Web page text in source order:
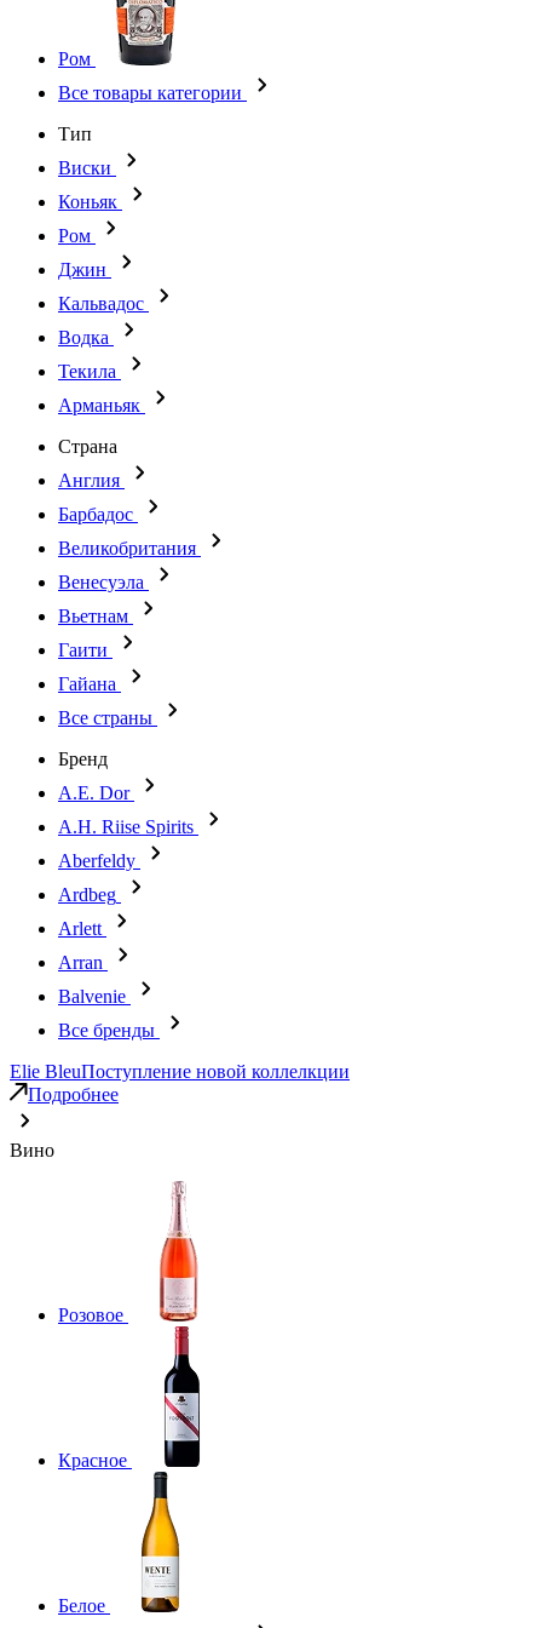
Ром
Все товары категории
Тип
Виски
Коньяк
Ром
Джин
Кальвадос
Водка
Текила
Арманьяк
Страна
Англия
Барбадос
Великобритания
Венесуэла
Вьетнам
Гаити
Гайана
Все страны
Бренд
A.E. Dor
A.H. Riise Spirits
Aberfeldy
Ardbeg
Arlett
Arran
Balvenie
Все бренды
Elie BleuПоступление новой коллелкции
Подробнее
Вино
Розовое
Красное
Белое